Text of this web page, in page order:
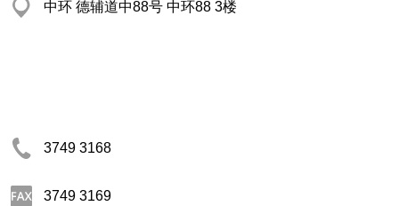
中环 德辅道中88号 中环88 3楼
3749 3168
3749 3169